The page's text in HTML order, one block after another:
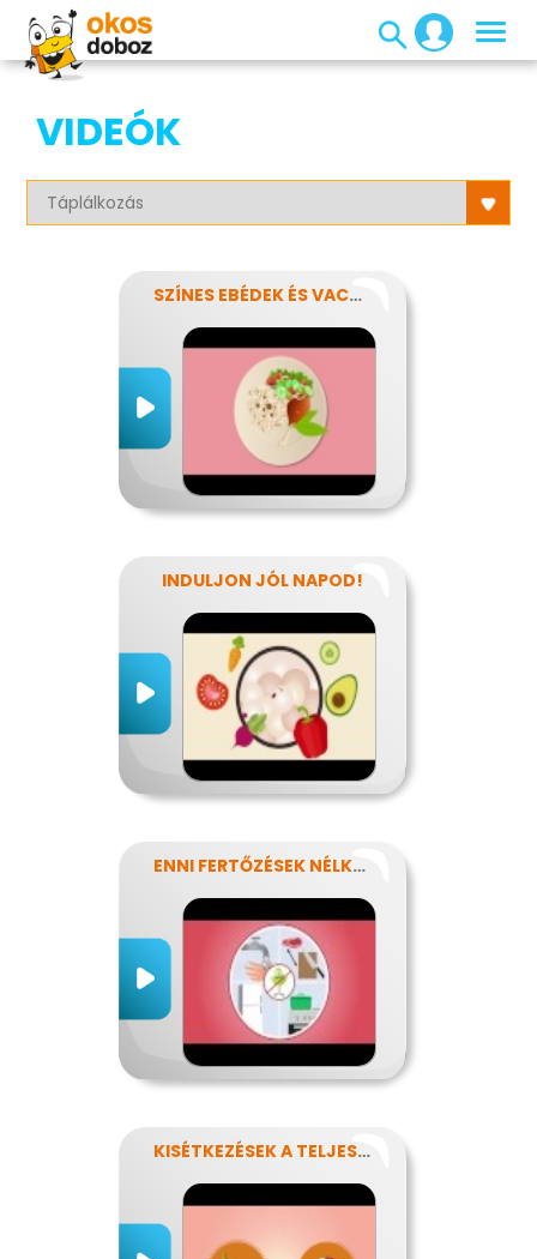
VIDEÓK
SZÍNES EBÉDEK ÉS VACSORÁK
INDULJON JÓL NAPOD!
ENNI FERTŐZÉSEK NÉLKÜL
KISÉTKEZÉSEK A TELJESÍTMÉNYÉRT